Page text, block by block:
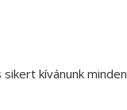
kívánunk minden